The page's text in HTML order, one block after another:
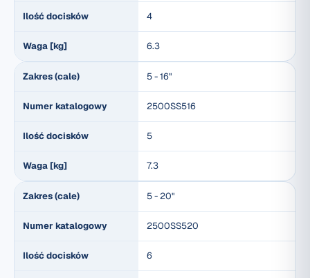
Ilość docisków 4
Waga [kg] 6.3
Zakres (cale) 5 - 16"
Numer katalogowy 2500SS516
Ilość docisków 5
Waga [kg] 7.3
Zakres (cale) 5 - 20"
Numer katalogowy 2500SS520
Ilość docisków 6